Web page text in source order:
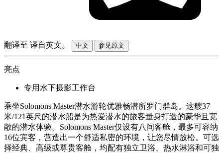
翻译至 译自英文。 中文 参见原文
亮点
专用水下摄影工作台
乘坐Solomons Master潜水游轮优雅畅潜所罗门群岛。这艘37
米/121英尺的潜水船是为热爱潜水的旅客量身打造的豪华且宽
敞的潜水体验。Solomons Master仅设有八间客舱，最多可容纳
16位宾客，营造出一个舒适私密的环境，让您尽情放松。可选
择经典、高级或尊贵客舱，均配有独立卫浴、热水淋浴和可独